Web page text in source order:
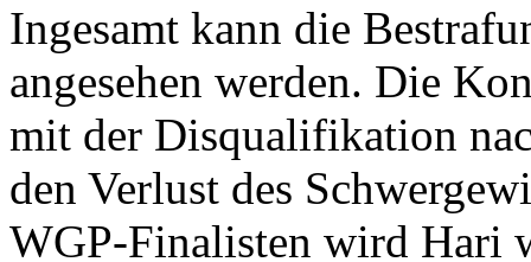
Ingesamt kann die
angesehen werden. Die
mit der Disqualifikation
den Verlust des
WGP-Finalisten wird Hari